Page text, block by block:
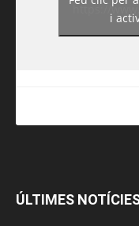
https://
i
ÚLTIMES